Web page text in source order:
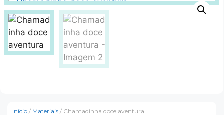
Início / Materiais / Chamadinha doce aventura